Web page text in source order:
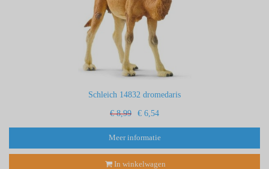
Schleich 14832 dromedaris
€ 8,99 € 6,54
Meer informatie
In winkelwagen